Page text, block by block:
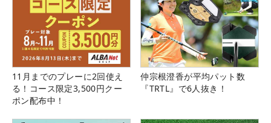
11月までのプレーに2回使え
る！コース限定3,500円クー
ポン配布中！
仲宗根澄香が平均パット数
『TRTL』で6人抜き！